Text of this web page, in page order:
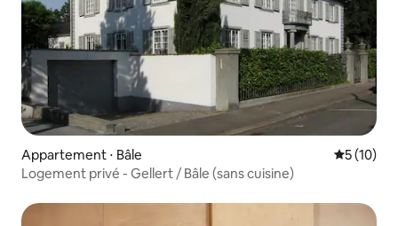
Appartement ⋅ Bâle
5 (10)
Logement privé - Gellert / Bâle (sans cuisine)